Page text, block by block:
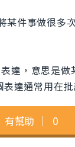
件事做很多
達，意思是
達通常用在
有幫助 ｜ 0